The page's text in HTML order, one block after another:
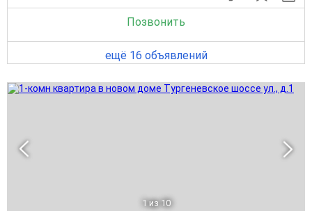
Позвонить
ещё 16 объявлений
1 из 10